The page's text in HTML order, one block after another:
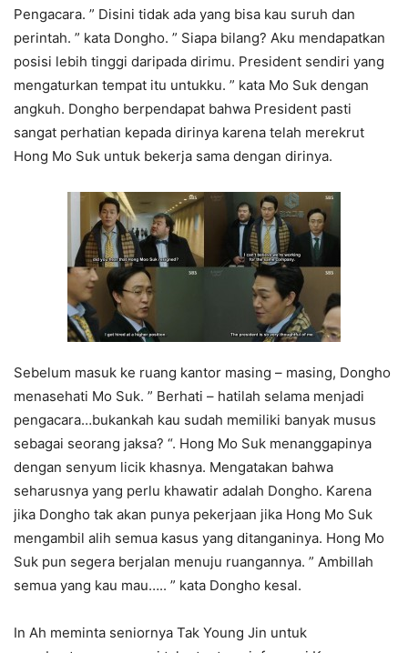
Pengacara. ” Disini tidak ada yang bisa kau suruh dan
perintah. ” kata Dongho. ” Siapa bilang? Aku mendapatkan
posisi lebih tinggi daripada dirimu. President sendiri yang
mengaturkan tempat itu untukku. ” kata Mo Suk dengan
angkuh. Dongho berpendapat bahwa President pasti
sangat perhatian kepada dirinya karena telah merekrut
Hong Mo Suk untuk bekerja sama dengan dirinya.
Sebelum masuk ke ruang kantor masing – masing, Dongho
menasehati Mo Suk. ” Berhati – hatilah selama menjadi
pengacara…bukankah kau sudah memiliki banyak musus
sebagai seorang jaksa? “. Hong Mo Suk menanggapinya
dengan senyum licik khasnya. Mengatakan bahwa
seharusnya yang perlu khawatir adalah Dongho. Karena
jika Dongho tak akan punya pekerjaan jika Hong Mo Suk
mengambil alih semua kasus yang ditanganinya. Hong Mo
Suk pun segera berjalan menuju ruangannya. ” Ambillah
semua yang kau mau….. ” kata Dongho kesal.
In Ah meminta seniornya Tak Young Jin untuk